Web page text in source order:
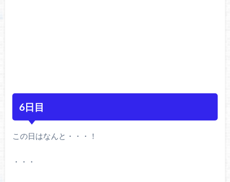
6日目
この日はなんと・・・！
・・・